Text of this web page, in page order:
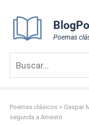
content
Poemas
Poemas clásicos > Gaspar
segunda a Arnesto